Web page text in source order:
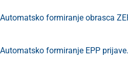
Automatsko formiranje obrasca
Automatsko formiranje EPP prijave.